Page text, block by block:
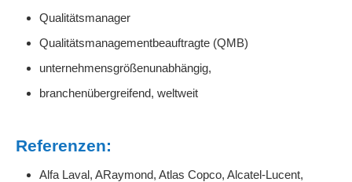
Qualitätsmanager
Qualitätsmanagementbeauftragte (QMB)
unternehmensgrößenunabhängig,
branchenübergreifend, weltweit
Referenzen:
Alfa Laval, ARaymond, Atlas Copco, Alcatel-Lucent,